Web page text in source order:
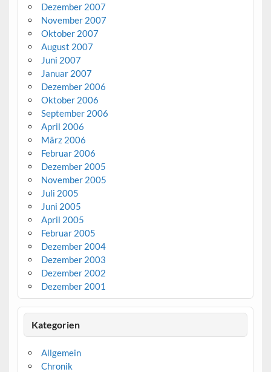
Dezember 2007
November 2007
Oktober 2007
August 2007
Juni 2007
Januar 2007
Dezember 2006
Oktober 2006
September 2006
April 2006
März 2006
Februar 2006
Dezember 2005
November 2005
Juli 2005
Juni 2005
April 2005
Februar 2005
Dezember 2004
Dezember 2003
Dezember 2002
Dezember 2001
Kategorien
Allgemein
Chronik